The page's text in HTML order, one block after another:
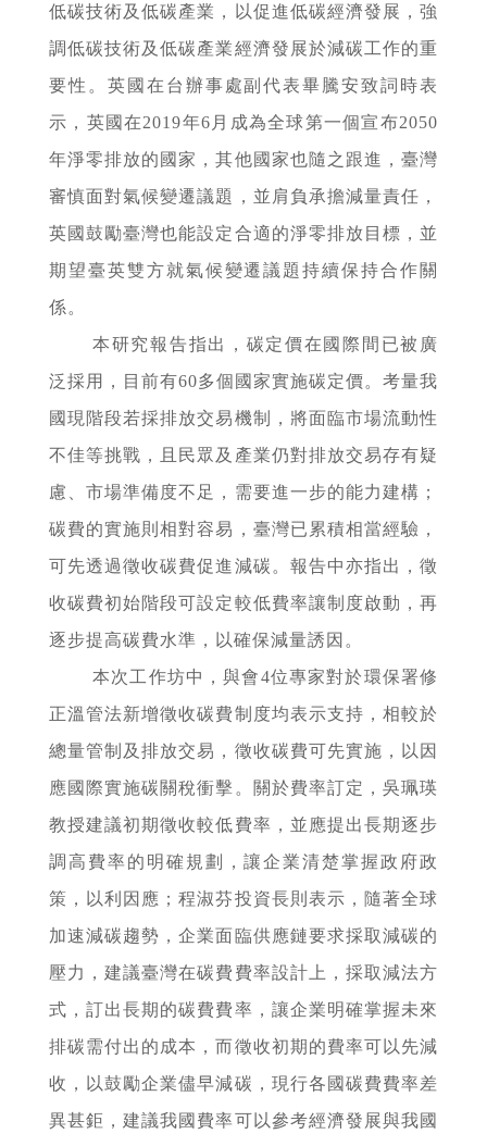
低碳技術及低碳產業，以促進低碳經濟發展，強
調低碳技術及低碳產業經濟發展於減碳工作的重
要性。英國在台辦事處副代表畢騰安致詞時表
示，英國在2019年6月成為全球第一個宣布2050
年淨零排放的國家，其他國家也隨之跟進，臺灣
審慎面對氣候變遷議題，並肩負承擔減量責任，
英國鼓勵臺灣也能設定合適的淨零排放目標，並
期望臺英雙方就氣候變遷議題持續保持合作關
係。
本研究報告指出，碳定價在國際間已被廣
泛採用，目前有60多個國家實施碳定價。考量我
國現階段若採排放交易機制，將面臨市場流動性
不佳等挑戰，且民眾及產業仍對排放交易存有疑
慮、市場準備度不足，需要進一步的能力建構；
碳費的實施則相對容易，臺灣已累積相當經驗，
可先透過徵收碳費促進減碳。報告中亦指出，徵
收碳費初始階段可設定較低費率讓制度啟動，再
逐步提高碳費水準，以確保減量誘因。
本次工作坊中，與會4位專家對於環保署修
正溫管法新增徵收碳費制度均表示支持，相較於
總量管制及排放交易，徵收碳費可先實施，以因
應國際實施碳關稅衝擊。關於費率訂定，吳珮瑛
教授建議初期徵收較低費率，並應提出長期逐步
調高費率的明確規劃，讓企業清楚掌握政府政
策，以利因應；程淑芬投資長則表示，隨著全球
加速減碳趨勢，企業面臨供應鏈要求採取減碳的
壓力，建議臺灣在碳費費率設計上，採取減法方
式，訂出長期的碳費費率，讓企業明確掌握未來
排碳需付出的成本，而徵收初期的費率可以先減
收，以鼓勵企業儘早減碳，現行各國碳費費率差
異甚鉅，建議我國費率可以參考經濟發展與我國